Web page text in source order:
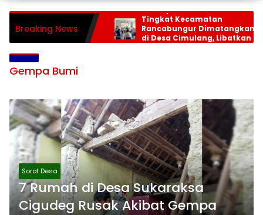
Breaking News
Persiapan HUT RI ke-81
Tingkat Kecamatan
Rancabungur Dimatangkan
di Desa Cimulang, Libatkan
Gempa Bumi
Sorot Desa
7 Rumah di Desa Sukaraksa
Cigudeg Rusak Akibat Gempa